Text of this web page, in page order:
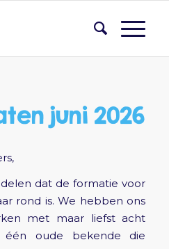
juni 2026
dat de formatie voor
rond is. We hebben ons
met maar liefst acht
één oude bekende die